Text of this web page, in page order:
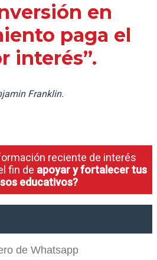
en
paga el
interés”.
Franklin.
reciente de interés
fin de apoyar y fortalecer tus
educativos?